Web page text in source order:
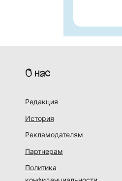
О нас
Редакция
История
Рекламодателям
Партнерам
Политика